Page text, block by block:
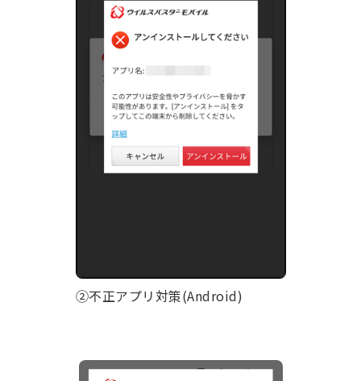
②不正アプリ対策(Android)